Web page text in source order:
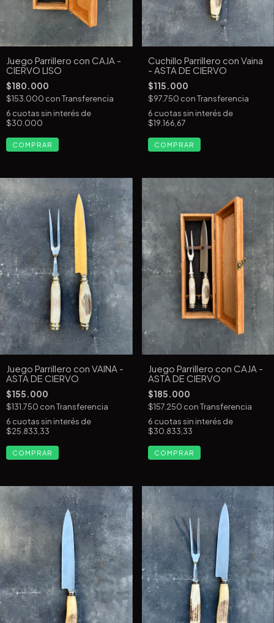
Juego Parrillero con CAJA -
CIERVO LISO
$180.000
$153.000 conTransferencia
6 cuotas sin interés de
$30.000
Cuchillo Parrillero con Vaina
- ASTA DE CIERVO
$115.000
$97.750 conTransferencia
6 cuotas sin interés de
$19.166,67
Juego Parrillero con VAINA -
ASTA DE CIERVO
$155.000
$131.750 conTransferencia
6 cuotas sin interés de
$25.833,33
Juego Parrillero con CAJA -
ASTA DE CIERVO
$185.000
$157.250 conTransferencia
6 cuotas sin interés de
$30.833,33